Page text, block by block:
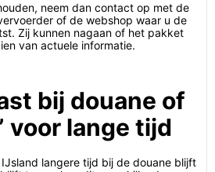
neem dan contact op met de
of de webshop waar u de
Zij kunnen nagaan of het pakket
van actuele informatie.
bij douane of
voor lange tijd
langere tijd bij de douane blijft